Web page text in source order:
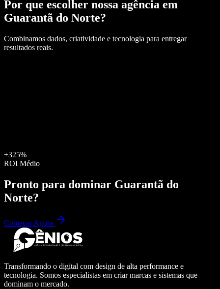
Por que escolher nossa agência em
Guarantã do Norte?
Combinamos dados, criatividade e tecnologia para entregar
resultados reais.
+325%
ROI Médio
Pronto para dominar Guarantã do
Norte?
Começar Agora
Transformando o digital com design de alta performance e
tecnologia. Somos especialistas em criar marcas e sistemas que
dominam o mercado.